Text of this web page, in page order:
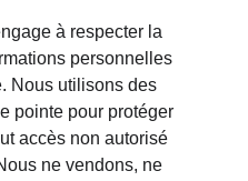
à respecter la
personnelles
Nous utilisons des
pointe pour protéger
accès non autorisé
ne vendons, ne